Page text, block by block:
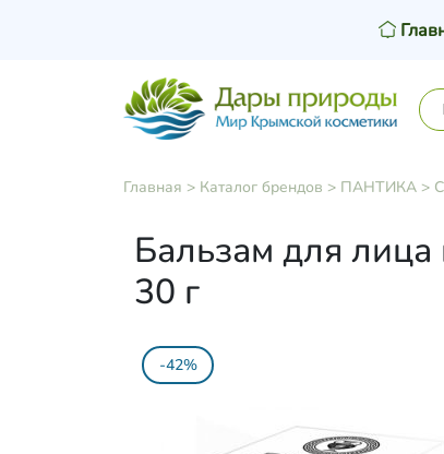
Главная > Каталог брендов > ПАНТИКА>
Бальзам для лица
30 г
-42%